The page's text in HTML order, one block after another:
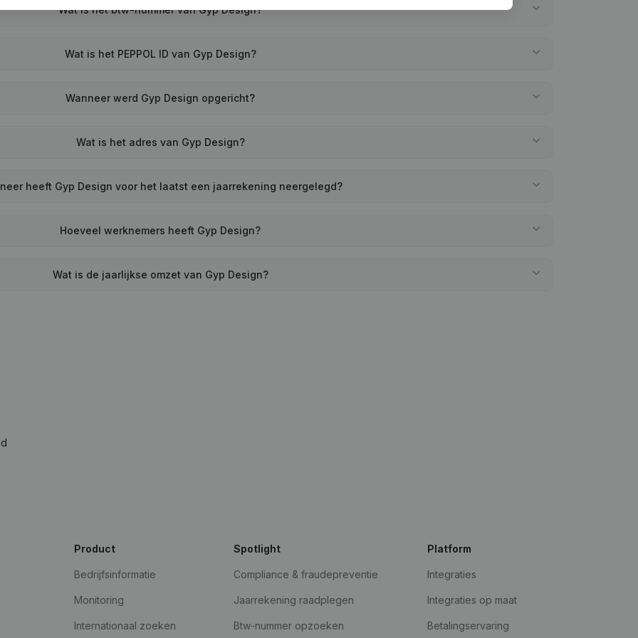
Wat is het btw-nummer van Gyp Design?
Wat is het PEPPOL ID van Gyp Design?
Wanneer werd Gyp Design opgericht?
Wat is het adres van Gyp Design?
heeft Gyp Design voor het laatst een jaarrekening neergelegd?
Hoeveel werknemers heeft Gyp Design?
Wat is de jaarlijkse omzet van Gyp Design?
Product
Bedrijfsinformatie
Monitoring
Internationaal zoeken
Spotlight
Compliance & fraudepreventie
Jaarrekening raadplegen
Btw-nummer opzoeken
Platform
Integraties
Integraties op maat
Betalingservaring